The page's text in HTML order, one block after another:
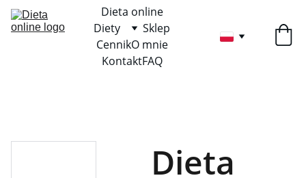
Dieta online
Diety
Sklep
CennikO mnie
KontaktFAQ
Dieta